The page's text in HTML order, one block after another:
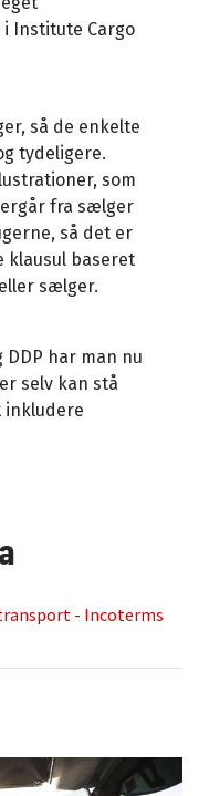
Institute Cargo
så de enkelte
tydeligere.
som
fra sælger
så det er
klausul baseret
sælger.
DDP har man nu
selv kan stå
- Incoterms